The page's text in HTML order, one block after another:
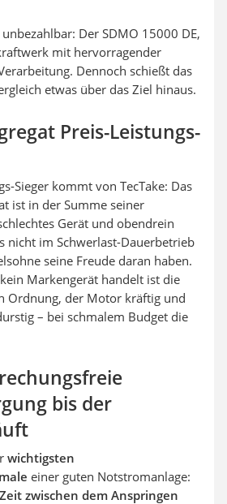
Der SDMO 15000 DE,
mit hervorragender
Dennoch schießt das
etwas über das Ziel hinaus.
Preis-Leistungs-
Sieger kommt von TecTake: Das
ist in der Summe seiner
Gerät und obendrein
nicht im Schwerlast-Dauerbetrieb
seine Freude daran haben.
Markengerät handelt ist die
Ordnung, der Motor kräftig und
– bei schmalem Budget die
bis der
wichtigsten
einer guten Notstromanlage:
zwischen dem Anspringen